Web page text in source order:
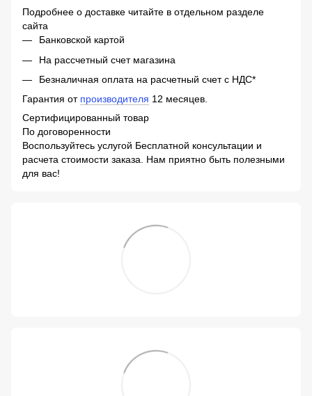
Подробнее о доставке читайте в отдельном разделе
сайта
Банковской картой
На рассчетный счет магазина
Безналичная оплата на расчетный счет с НДС*
Гарантия от производителя 12 месяцев.
Сертифицированный товар
По договоренности
Воспользуйтесь услугой Бесплатной консультации и
расчета стоимости заказа. Нам приятно быть полезными
для вас!